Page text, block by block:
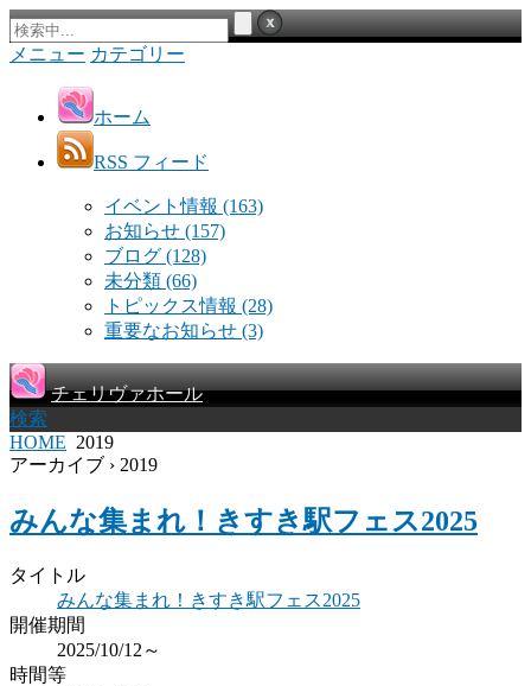
メニュー カテゴリー
ホーム
RSS フィード
イベント情報 (163)
お知らせ (157)
ブログ (128)
未分類 (66)
トピックス情報 (28)
重要なお知らせ (3)
チェリヴァホール
検索
HOME 2019
アーカイブ › 2019
みんな集まれ！きすき駅フェス2025
タイトル
みんな集まれ！きすき駅フェス2025
開催期間
2025/10/12～
時間等